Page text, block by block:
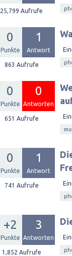
25,799 Aufrufe
0
Punkte
1
Antwort
863 Aufrufe
0
Punkte
0
Antworten
651 Aufrufe
0
Punkte
1
Antwort
741 Aufrufe
+2
Punkte
3
Antworten
1,852 Aufrufe